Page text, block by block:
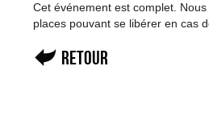
Cet événement est complet.
places pouvant se libérer en cas
Retour